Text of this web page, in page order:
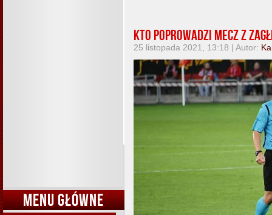
MENU GŁÓWNE
Kto poprowadzi mecz z
25 listopada 2021, 13:18 | Autor: